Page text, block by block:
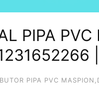
PIPA PVC
PIPA PVC